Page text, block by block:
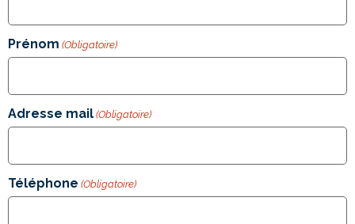
Prénom (Obligatoire)
Adresse mail (Obligatoire)
Téléphone (Obligatoire)